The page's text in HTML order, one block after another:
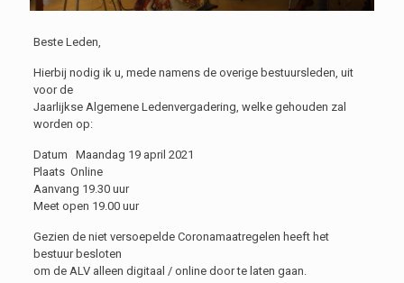
Beste Leden,
Hierbij nodig ik u, mede namens de overige bestuursleden, uit
voor de
Jaarlijkse Algemene Ledenvergadering, welke gehouden zal
worden op:
Datum Maandag 19 april 2021
Plaats Online
Aanvang 19.30 uur
Meet open 19.00 uur
Gezien de niet versoepelde Coronamaatregelen heeft het
bestuur besloten
om de ALV alleen digitaal / online door te laten gaan.